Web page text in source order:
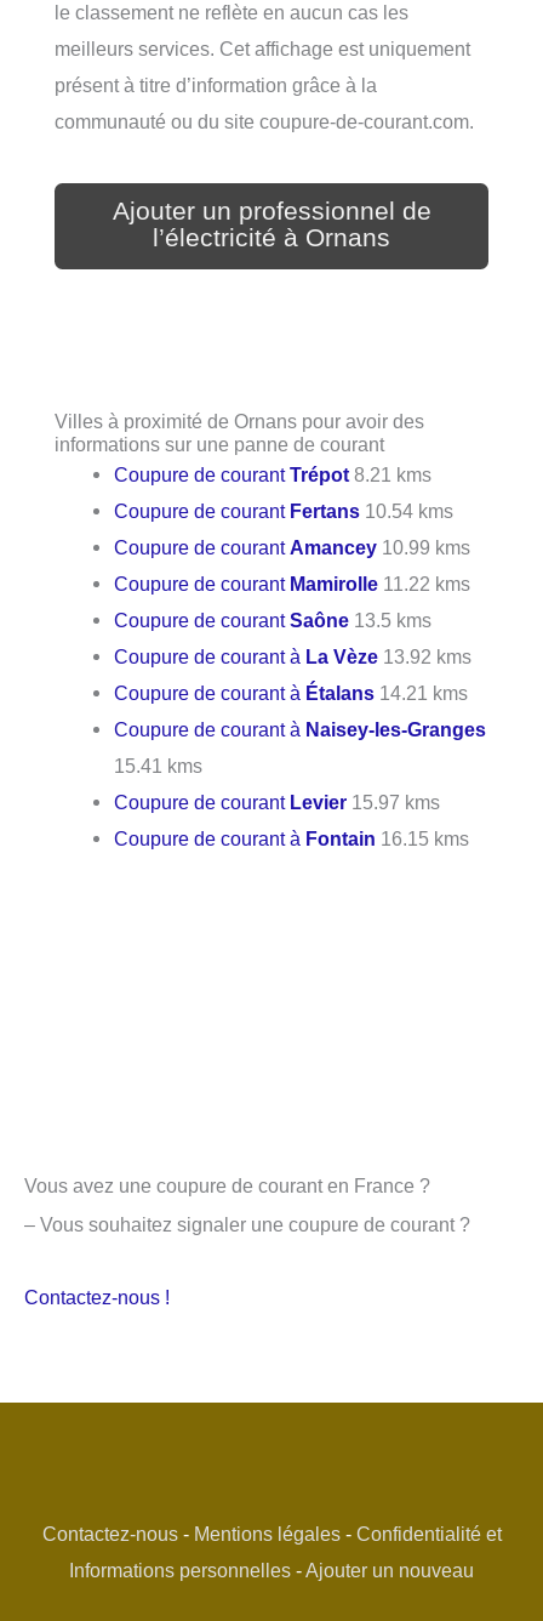
le classement ne reflète en aucun cas les
meilleurs services. Cet affichage est uniquement
présent à titre d’information grâce à la
communauté ou du site coupure-de-courant.com.
Ajouter un professionnel de
l’électricité à Ornans
Villes à proximité de Ornans pour avoir des
informations sur une panne de courant
Coupure de courantTrépot 8.21 kms
Coupure de courant Fertans 10.54 kms
Coupure de courantAmancey 10.99 kms
Coupure de courant Mamirolle 11.22 kms
Coupure de courantSaône 13.5 kms
Coupure de courant à La Vèze 13.92 kms
Coupure de courant à Étalans 14.21 kms
Coupure de courant à Naisey-les-Granges
15.41 kms
Coupure de courant Levier 15.97 kms
Coupure de courant à Fontain 16.15 kms
Vous avez une coupure de courant en France ?
– Vous souhaitez signaler une coupure de courant ?
Contactez-nous !
Contactez-nous- Mentions légales- Confidentialité et
Informations personnelles -Ajouter un nouveau